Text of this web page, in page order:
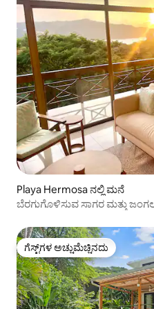
Playa Hermosa ನಲ್ಲಿ ಮನೆ
ಬೆರಗುಗೊಳಿಸುವ ಸಾಗರ ಮತ್ತು
ಗೆಸ್ಟ್‌ಗಳ ಅಚ್ಚುಮೆಚ್ಚಿನದು
ಗೆಸ್ಟ್‌ಗಳ ಅಚ್ಚುಮೆಚ್ಚಿನದು